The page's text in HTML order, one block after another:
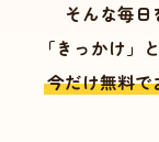
そんな毎日
「きっかけ」
今だけ無料で